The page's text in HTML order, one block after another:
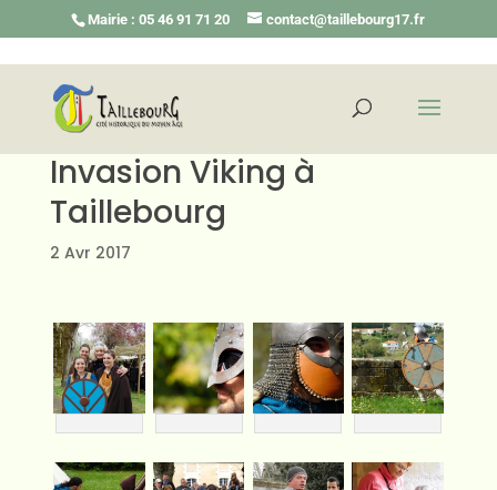
Mairie : 05 46 91 71 20 contact@taillebourg17.fr
Invasion Viking à
Taillebourg
2 Avr 2017